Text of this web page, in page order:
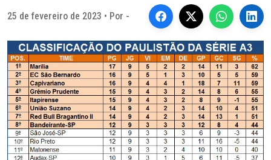
25 de fevereiro de 2023 • Por -